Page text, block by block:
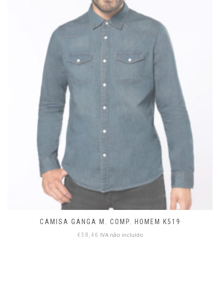
CAMISA GANGA M. COMP. HOMEM K519
€38,46 IVA não incluído